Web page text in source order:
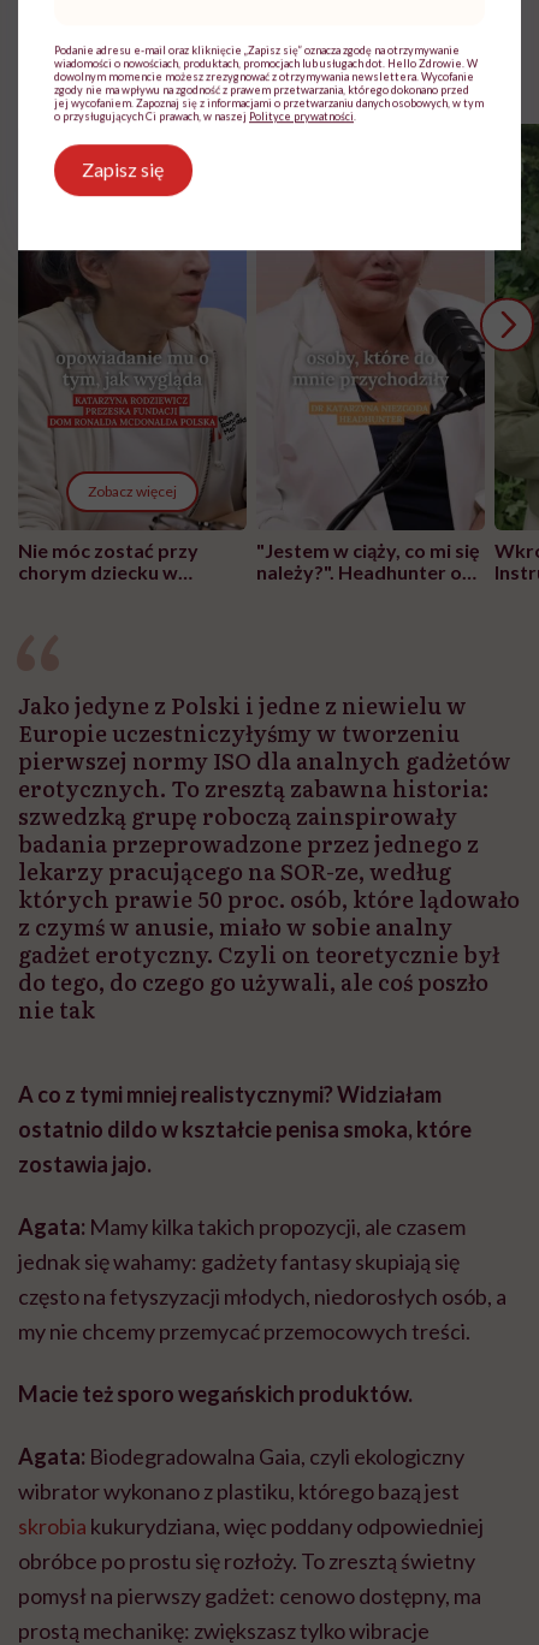
Rolki
Zobacz więcej
Nie móc zostać przy
chorym dziecku w
"Jestem w ciąży, co mi się
należy?". Headhunter o
Jako jedyne z Polski i jedne z niewielu w
Europie uczestniczyłyśmy w tworzeniu
pierwszej normy ISO dla analnych gadżetów
erotycznych. To zresztą zabawna historia:
szwedzką grupę roboczą zainspirowały
badania przeprowadzone przez jednego z
lekarzy pracującego na SOR-ze, według
których prawie 50 proc. osób, które lądowało
z czymś w anusie, miało w sobie analny
gadżet erotyczny. Czyli on teoretycznie był
do tego, do czego go używali, ale coś poszło
nie tak
A co z tymi mniej realistycznymi? Widziałam
ostatnio dildo w kształcie penisa smoka, które
zostawia jajo.
Agata: Mamy kilka takich propozycji, ale czasem
jednak się wahamy: gadżety fantasy skupiają się
często na fetyszyzacji młodych, niedorosłych osób, a
my nie chcemy przemycaćprzemocowychtreści.
Macie też sporo wegańskich produktów.
Agata: Biodegradowalna Gaia, czyli ekologiczny
wibrator wykonano z plastiku, którego bazą jest
skrobia kukurydziana, więc poddany odpowiedniej
obróbce po prostu się rozłoży. To zresztą świetny
pomysł na pierwszy gadżet: cenowo dostępny, ma
prostą mechanikę: zwiększasz tylko wibracje
Podanie adresu e-mail oraz kliknięcie „Zapisz się” oznacza zgodę na otrzymywanie
wiadomości o nowościach, produktach, promocjach lub usługach dot. Hello Zdrowie. W
dowolnym momencie możesz zrezygnować z otrzymywania newslettera. Wycofanie
zgody nie ma wpływu na zgodność z prawem przetwarzania, którego dokonano przed
jej wycofaniem. Zapoznaj się z informacjami o przetwarzaniu danych osobowych, w tym
o przysługujących Ci prawach, w naszej Polityce prywatności
Zapisz się